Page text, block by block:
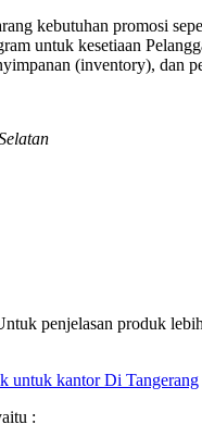
kebutuhan promosi
untuk kesetiaan
(inventory), dan
penjelasan produk
untuk kantor Di Tangerang
: